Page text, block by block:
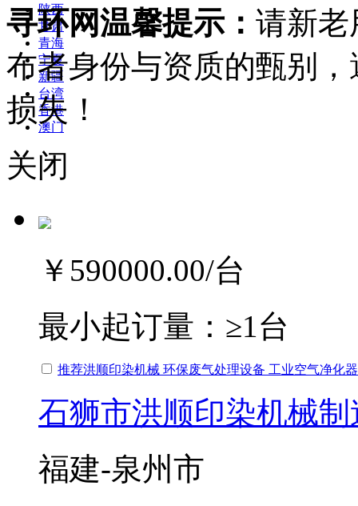
陕西
甘肃
青海
宁夏
新疆
台湾
香港
澳门
寻环网温馨提示： 请新老
布者身份与资质的甄别
损失！
关闭
￥590000.00/台
最小起订量： ≥1台
推荐洪顺印染机械 环保废气处理设备 工业空气净化
石狮市洪顺印染机械
福建-泉州市